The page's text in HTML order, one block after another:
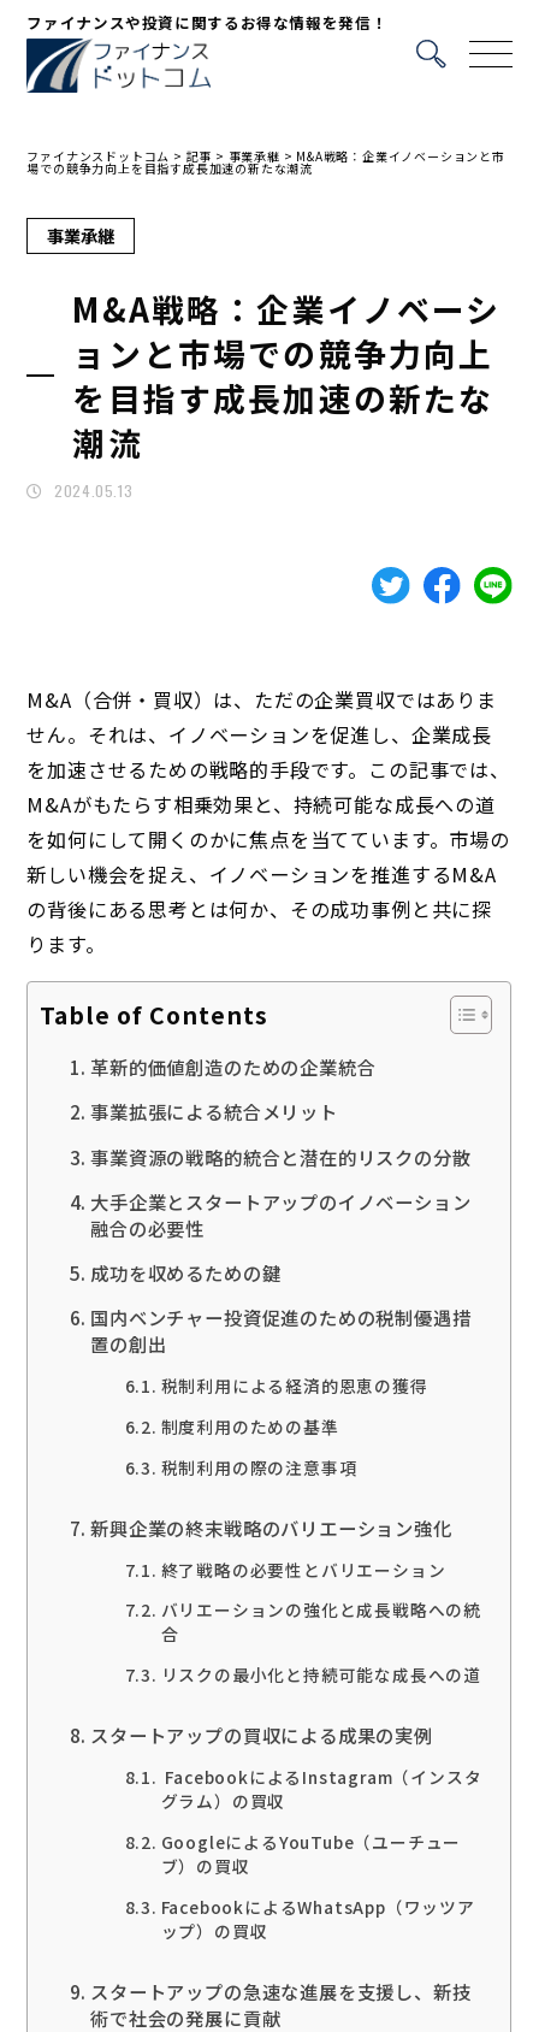
ファイナンスや投資に関するお得な情報を発信！
ファイナンスドットコム > 記事 > 事業承継 > M&A戦略：企業イノベーションと市
場での競争力向上を目指す成長加速の新たな潮流
事業承継
M&A戦略：企業イノベーシ
ョンと市場での競争力向上
を目指す成長加速の新たな
潮流
2024.05.13
M&A（合併・買収）は、ただの企業買収ではありま
せん。それは、イノベーションを促進し、企業成長
を加速させるための戦略的手段です。この記事では、
M&Aがもたらす相乗効果と、持続可能な成長への道
を如何にして開くのかに焦点を当てています。市場の
新しい機会を捉え、イノベーションを推進するM&A
の背後にある思考とは何か、その成功事例と共に探
ります。
Table of Contents
革新的価値創造のための企業統合
事業拡張による統合メリット
事業資源の戦略的統合と潜在的リスクの分散
大手企業とスタートアップのイノベーション
融合の必要性
成功を収めるための鍵
国内ベンチャー投資促進のための税制優遇措
置の創出
税制利用による経済的恩恵の獲得
制度利用のための基準
税制利用の際の注意事項
新興企業の終末戦略のバリエーション強化
終了戦略の必要性とバリエーション
バリエーションの強化と成長戦略への統
合
リスクの最小化と持続可能な成長への道
スタートアップの買収による成果の実例
FacebookによるInstagram（インスタ
グラム）の買収
GoogleによるYouTube（ユーチュー
ブ）の買収
FacebookによるWhatsApp（ワッツア
ップ）の買収
スタートアップの急速な進展を支援し、新技
術で社会の発展に貢献